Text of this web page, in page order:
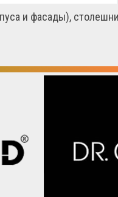
и фасады),